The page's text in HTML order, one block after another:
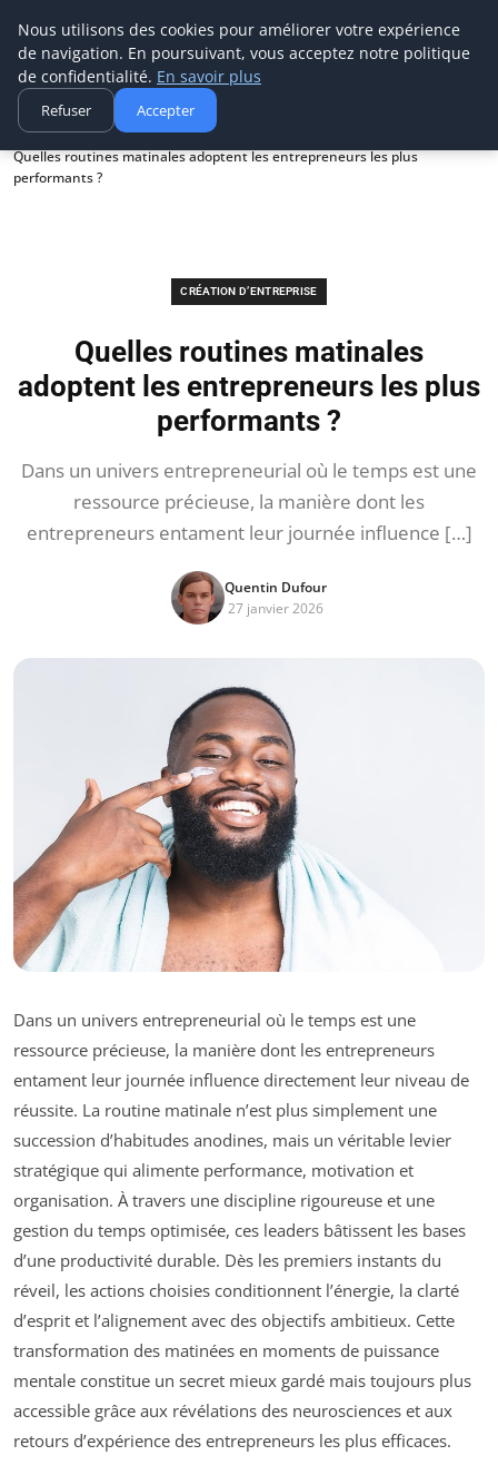
Techsumo
Accueil
Création d’entreprise
Quelles routines matinales adoptent les entrepreneurs les plus
performants ?
CRÉATION D’ENTREPRISE
Quelles routines matinales
adoptent les entrepreneurs les plus
performants ?
Dans un univers entrepreneurial où le temps est une
ressource précieuse, la manière dont les
entrepreneurs entament leur journée influence […]
Quentin Dufour
27 janvier 2026
Dans un univers entrepreneurial où le temps est une
ressource précieuse, la manière dont les entrepreneurs
entament leur journée influence directement leur niveau de
réussite. La routine matinale n’est plus simplement une
succession d’habitudes anodines, mais un véritable levier
stratégique qui alimente performance, motivation et
organisation. À travers une discipline rigoureuse et une
gestion du temps optimisée, ces leaders bâtissent les bases
d’une productivité durable. Dès les premiers instants du
réveil, les actions choisies conditionnent l’énergie, la clarté
d’esprit et l’alignement avec des objectifs ambitieux. Cette
transformation des matinées en moments de puissance
mentale constitue un secret mieux gardé mais toujours plus
accessible grâce aux révélations des neurosciences et aux
retours d’expérience des entrepreneurs les plus efficaces.
Nous utilisons des cookies pour améliorer votre expérience
de navigation. En poursuivant, vous acceptez notre politique
de confidentialité. En savoir plus
Refuser Accepter